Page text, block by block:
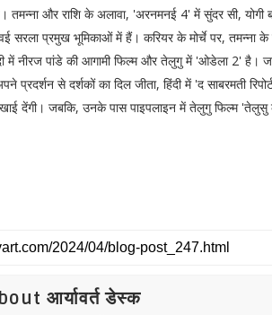
तमन्ना और राशि के अलावा, 'अरनमनई 4' में सुंदर सी, योगी
सरला प्रमुख भूमिकाओं में हैं। करियर के मोर्चे पर, तमन्ना के
में नीरज पांडे की आगामी फिल्म और तेलुगु में 'ओडेला 2' है।
प्रदर्शन से दर्शकों का दिल जीता, हिंदी में 'द साबरमती
देंगी। जबकि, उनके पास पाइपलाइन में तेलुगु फिल्म 'तेलुसु
आर्यावर्त डेस्क